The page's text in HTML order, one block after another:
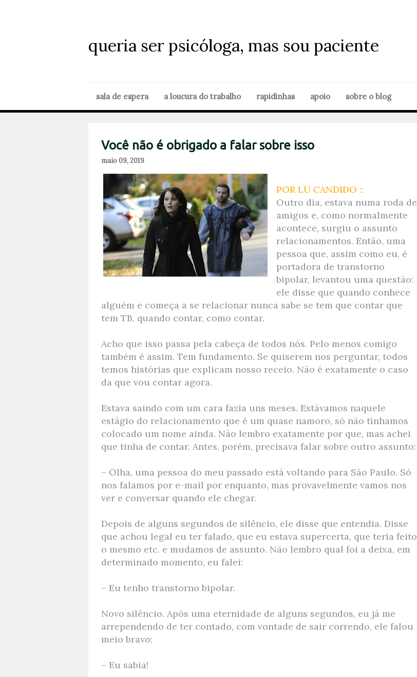
queria ser psicóloga, mas sou paciente
sala de espera a loucura do trabalho rapidinhas apoio sobre o blog
Você não é obrigado a falar sobre isso
maio 09, 2019
POR LU CANDIDO ::
Outro dia, estava numa roda de
amigos e, como normalmente
acontece, surgiu o assunto
relacionamentos. Então, uma
pessoa que, assim como eu, é
portadora de transtorno
bipolar, levantou uma questão:
ele disse que quando conhece
alguém e começa a se relacionar nunca sabe se tem que contar que
tem TB, quando contar, como contar.
Acho que isso passa pela cabeça de todos nós. Pelo menos comigo
também é assim. Tem fundamento. Se quiserem nos perguntar, todos
temos histórias que explicam nosso receio. Não é exatamente o caso
da que vou contar agora.
Estava saindo com um cara fazia uns meses. Estávamos naquele
estágio do relacionamento que é um quase namoro, só não tínhamos
colocado um nome ainda. Não lembro exatamente por que, mas achei
que tinha de contar. Antes, porém, precisava falar sobre outro assunto:
– Olha, uma pessoa do meu passado está voltando para São Paulo. Só
nos falamos por e-mail por enquanto, mas provavelmente vamos nos
ver e conversar quando ele chegar.
Depois de alguns segundos de silêncio, ele disse que entendia. Disse
que achou legal eu ter falado, que eu estava supercerta, que teria feito
o mesmo etc. e mudamos de assunto. Não lembro qual foi a deixa, em
determinado momento, eu falei:
– Eu tenho transtorno bipolar.
Novo silêncio. Após uma eternidade de alguns segundos, eu já me
arrependendo de ter contado, com vontade de sair correndo, ele falou
meio bravo:
– Eu sabia!